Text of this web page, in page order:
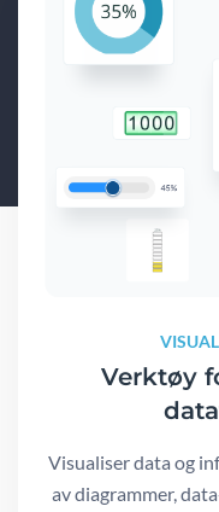
Verktøy
Visualiser data og
av diagrammer,